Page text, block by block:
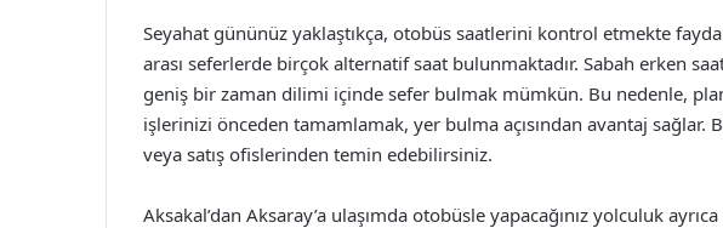
Seyahat gününüz yaklaştıkça, otobüs saatlerini kontrol etmekte
arası seferlerde birçok alternatif saat bulunmaktadır. Sabah erken
geniş bir zaman dilimi içinde sefer bulmak mümkün. Bu nedenle,
işlerinizi önceden tamamlamak, yer bulma açısından avantaj
veya satış ofislerinden temin edebilirsiniz.
Aksakal’dan Aksaray’a ulaşımda otobüsle yapacağınız yolculuk